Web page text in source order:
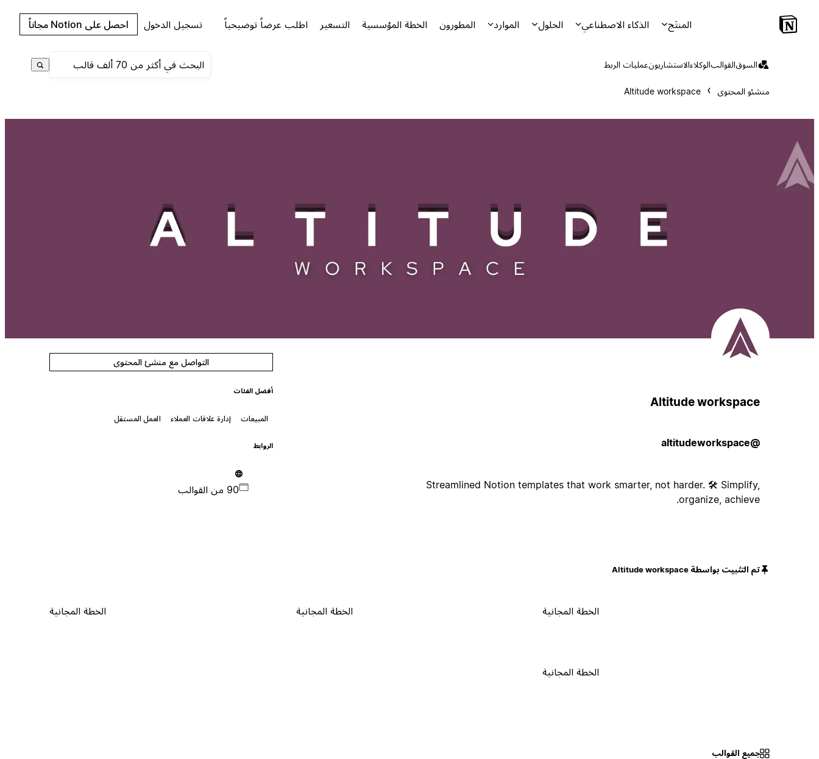
المنتَج الذكاء الاصطناعي الحلول الموارد المطورون الخطة المؤسسية التسعير اطلب عرضاً توضيحياً تسجيل الدخول احصل على Notion مجاناً
السوقالقوالبالوكلاءالاستشاريونعمليات الربط
منشئو المحتوى Altitude workspace
Altitude workspace
@altitudeworkspace
Streamlined Notion templates that work smarter, not harder. 🛠️ Simplify,
organize, achieve.
التواصل مع منشئ المحتوى
أفضل الفئات
المبيعات إدارة علاقات العملاء العمل المستقل
الروابط
90 من القوالب
تم التثبيت بواسطة Altitude workspace
الخطة المجانية الخطة المجانية الخطة المجانية
الخطة المجانية
جميع القوالب